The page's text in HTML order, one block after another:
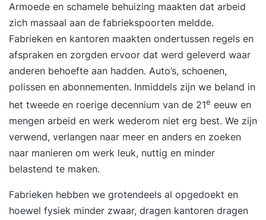
Armoede en schamele behuizing maakten dat arbeid
zich massaal aan de fabriekspoorten meldde.
Fabrieken en kantoren maakten ondertussen regels en
afspraken en zorgden ervoor dat werd geleverd waar
anderen behoefte aan hadden. Auto’s, schoenen,
polissen en abonnementen. Inmiddels zijn we beland in
het tweede en roerige decennium van de 21e eeuw en
mengen arbeid en werk wederom niet erg best. We zijn
verwend, verlangen naar meer en anders en zoeken
naar manieren om werk leuk, nuttig en minder
belastend te maken.
Fabrieken hebben we grotendeels al opgedoekt en
hoewel fysiek minder zwaar, dragen kantoren dragen